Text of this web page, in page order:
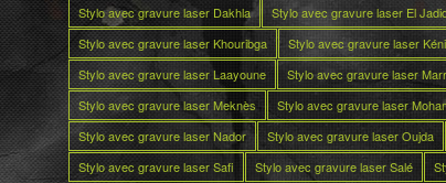
Stylo avec gravure laser Dakhla
Stylo avec gravure laser El
Stylo avec gravure laser Khouribga
Stylo avec gravure laser
Stylo avec gravure laser Laayoune
Stylo avec gravure laser
Stylo avec gravure laser Meknès
Stylo avec gravure laser
Stylo avec gravure laser Nador
Stylo avec gravure laser Oujda
Stylo avec gravure laser Safi
Stylo avec gravure laser Salé